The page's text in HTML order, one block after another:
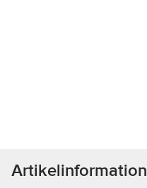
Artikelinformation